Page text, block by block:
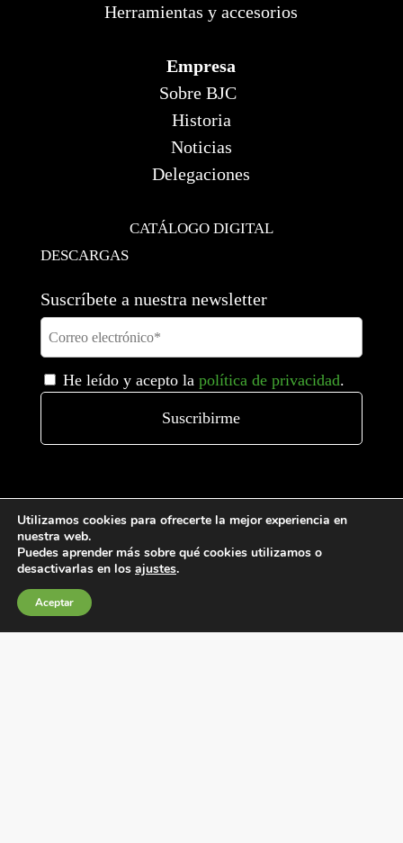
Herramientas y accesorios
Empresa
Sobre BJC
Historia
Noticias
Delegaciones
CATÁLOGO DIGITAL
DESCARGAS
Suscríbete a nuestra newsletter
He leído y acepto la política de privacidad.
Política de privacidad
Utilizamos cookies para ofrecerte la mejor experiencia en
nuestra web.
Puedes aprender más sobre qué cookies utilizamos o
desactivarlas en los ajustes.
Aceptar